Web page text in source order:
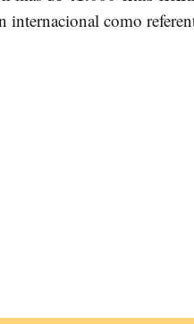
internacional como